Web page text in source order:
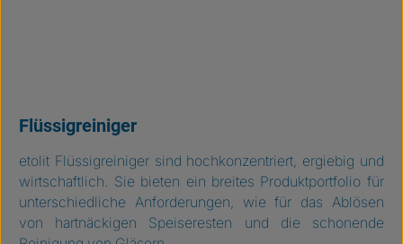
Flüssigreiniger
etolit Flüssigreiniger sind hochkonzentriert, ergiebig und
wirtschaftlich. Sie bieten ein breites Produktportfolio für
unterschiedliche Anforderungen, wie für das Ablösen
von hartnäckigen Speiseresten und die schonende